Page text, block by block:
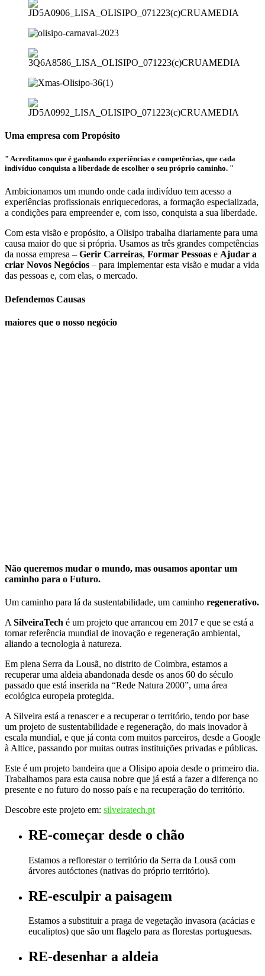
Uma empresa com Propósito
" Acreditamos que é ganhando experiências e competências, que cada
indivíduo conquista a liberdade de escolher o seu próprio caminho. "
Ambicionamos um mundo onde cada indivíduo tem acesso a
experiências profissionais enriquecedoras, a formação especializada,
a condições para empreender e, com isso, conquista a sua liberdade.
Com esta visão e propósito, a Olisipo trabalha diariamente para uma
causa maior do que si própria. Usamos as três grandes competências
da nossa empresa – Gerir Carreiras, Formar Pessoas e Ajudar a
criar Novos Negócios – para implementar esta visão e mudar a vida
das pessoas e, com elas, o mercado.
Defendemos Causas
maiores que o nosso negócio
Não queremos mudar o mundo, mas ousamos apontar um
caminho para o Futuro.
Um caminho para lá da sustentabilidade, um caminho regenerativo.
A SilveiraTech é um projeto que arrancou em 2017 e que se está a
tornar referência mundial de inovação e regeneração ambiental,
aliando a tecnologia à natureza.
Em plena Serra da Lousã, no distrito de Coimbra, estamos a
recuperar uma aldeia abandonada desde os anos 60 do século
passado que está inserida na “Rede Natura 2000”, uma área
ecológica europeia protegida.
A Silveira está a renascer e a recuperar o território, tendo por base
um projeto de sustentabilidade e regeneração, do mais inovador à
escala mundial, e que já conta com muitos parceiros, desde a Google
à Altice, passando por muitas outras instituições privadas e públicas.
Este é um projeto bandeira que a Olisipo apoia desde o primeiro dia.
Trabalhamos para esta causa nobre que já está a fazer a diferença no
presente e no futuro do nosso país e na recuperação do território.
Descobre este projeto em: silveiratech.pt
RE-começar desde o chão
Estamos a reflorestar o território da Serra da Lousã com
árvores autóctones (nativas do próprio território).
RE-esculpir a paisagem
Estamos a substituir a praga de vegetação invasora (acácias e
eucaliptos) que são um flagelo para as florestas portuguesas.
RE-desenhar a aldeia